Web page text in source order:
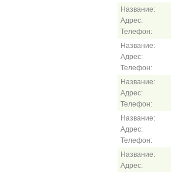
Название:
Адрес:
Телефон:
Название:
Адрес:
Телефон:
Название:
Адрес:
Телефон:
Название:
Адрес:
Телефон:
Название:
Адрес: